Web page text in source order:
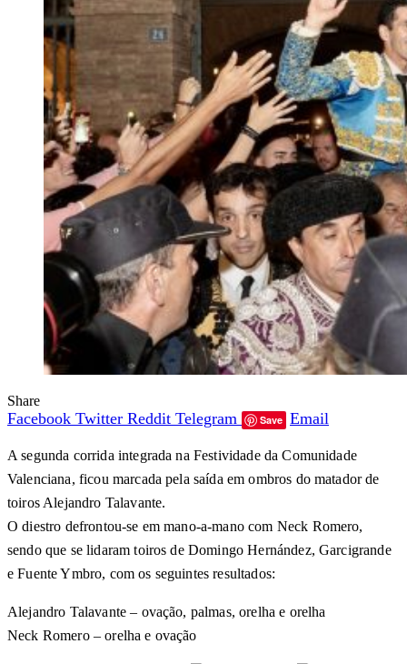
Share
Facebook Twitter Reddit Telegram Save Email
A segunda corrida integrada na Festividade da Comunidade
Valenciana, ficou marcada pela saída em ombros do matador de
toiros Alejandro Talavante.
O diestro defrontou-se em mano-a-mano com Neck Romero,
sendo que se lidaram toiros de Domingo Hernández, Garcigrande
e Fuente Ymbro, com os seguintes resultados:
Alejandro Talavante – ovação, palmas, orelha e orelha
Neck Romero – orelha e ovação